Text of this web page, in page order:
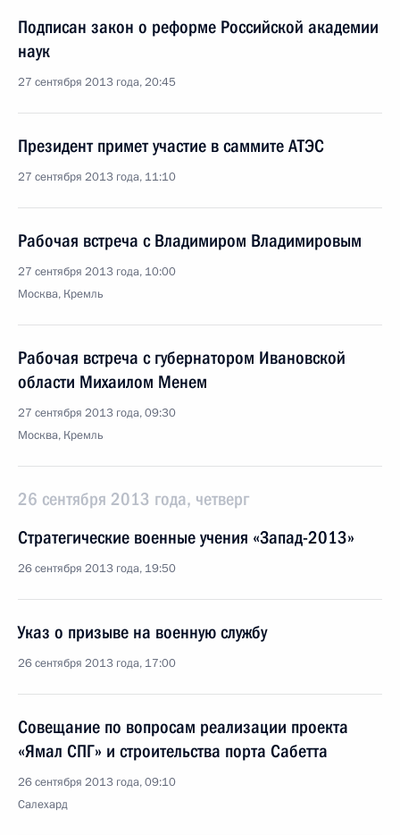
Подписан закон о реформе Российской академии
наук
27 сентября 2013 года, 20:45
Президент примет участие в саммите АТЭС
27 сентября 2013 года, 11:10
Рабочая встреча с Владимиром Владимировым
27 сентября 2013 года, 10:00
Москва, Кремль
Рабочая встреча с губернатором Ивановской
области Михаилом Менем
27 сентября 2013 года, 09:30
Москва, Кремль
26 сентября 2013 года, четверг
Стратегические военные учения «Запад-2013»
26 сентября 2013 года, 19:50
Указ о призыве на военную службу
26 сентября 2013 года, 17:00
Совещание по вопросам реализации проекта
«Ямал СПГ» и строительства порта Сабетта
26 сентября 2013 года, 09:10
Салехард